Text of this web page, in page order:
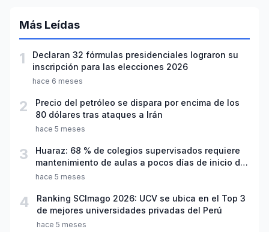
Más Leídas
1
Declaran 32 fórmulas presidenciales lograron su
inscripción para las elecciones 2026
hace 6 meses
2
Precio del petróleo se dispara por encima de los
80 dólares tras ataques a Irán
hace 5 meses
3
Huaraz: 68 % de colegios supervisados requiere
mantenimiento de aulas a pocos días de inicio del
año escolar 2026
hace 5 meses
4
Ranking SCImago 2026: UCV se ubica en el Top 3
de mejores universidades privadas del Perú
hace 5 meses